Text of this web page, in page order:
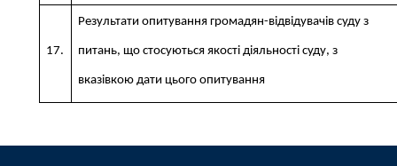
17.
Результати опитування громадян-відвідувачів суду з
питань, що стосуються якості діяльності суду, з
вказівкою дати цього опитування